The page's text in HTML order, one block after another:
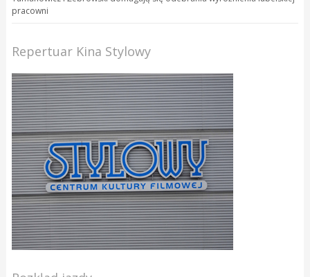
pracowni
Repertuar Kina Stylowy